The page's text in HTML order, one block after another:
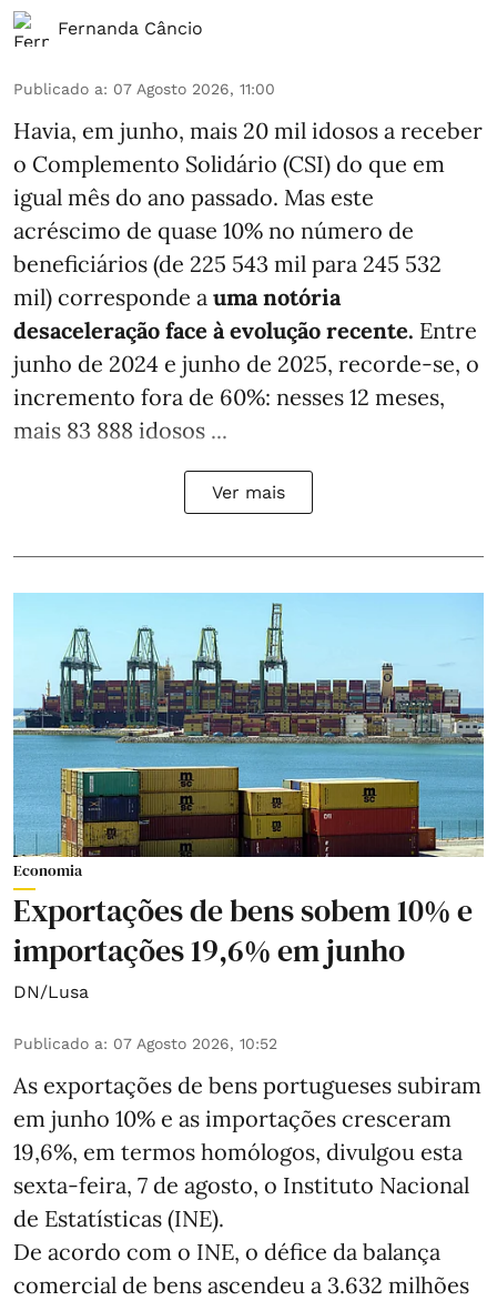
Fernanda Câncio
Publicado a: 07 Agosto 2026, 11:00
Havia, em junho, mais 20 mil idosos a receber
o Complemento Solidário (CSI) do que em
igual mês do ano passado. Mas este
acréscimo de quase 10% no número de
beneficiários (de 225 543 mil para 245 532
mil) corresponde a uma notória
desaceleração face à evolução recente. Entre
junho de 2024 e junho de 2025, recorde-se, o
incremento fora de 60%: nesses 12 meses,
mais 83 888 idosos ...
Ver mais
Economia
Exportações de bens sobem 10% e
importações 19,6% em junho
DN/Lusa
Publicado a: 07 Agosto 2026, 10:52
As exportações de bens portugueses subiram
em junho 10% e as importações cresceram
19,6%, em termos homólogos, divulgou esta
sexta-feira, 7 de agosto, o Instituto Nacional
de Estatísticas (INE).
De acordo com o INE, o défice da balança
comercial de bens ascendeu a 3.632 milhões